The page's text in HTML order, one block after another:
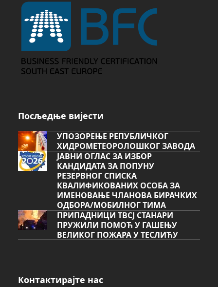
Посљедње вијести
УПОЗОРЕЊЕ РЕПУБЛИЧКОГ
ХИДРОМЕТЕОРОЛОШКОГ ЗАВОДА
ЈАВНИ ОГЛАС ЗА ИЗБОР
КАНДИДАТА ЗА ПОПУНУ
РЕЗЕРВНОГ СПИСКА
КВАЛИФИКОВАНИХ ОСОБА ЗА
ИМЕНОВАЊЕ ЧЛАНОВА БИРАЧКИХ
ОДБОРА/МОБИЛНОГ ТИМА
ПРИПАДНИЦИ ТВСЈ СТАНАРИ
ПРУЖИЛИ ПОМОЋ У ГАШЕЊУ
ВЕЛИКОГ ПОЖАРА У ТЕСЛИЋУ
Контактирајте нас